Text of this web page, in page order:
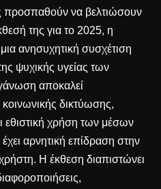
προσπαθούν να βελτιώσουν
της για το 2025, η
ανησυχητική συσχέτιση
ψυχικής υγείας των
αποκαλεί
δικτύωσης,
εθιστική χρήση των μέσων
αρνητική επίδραση στην
Η έκθεση διαπιστώνει